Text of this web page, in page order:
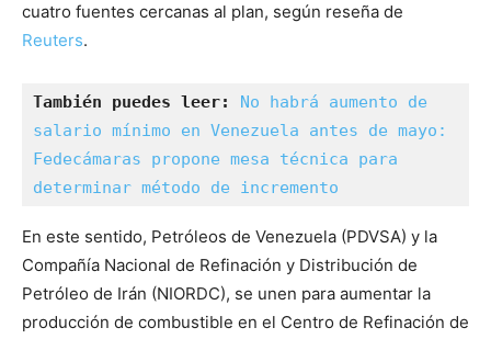
cuatro fuentes cercanas al plan, según reseña de
Reuters.
También puedes leer: No habrá aumento de
salario mínimo en Venezuela antes de mayo:
Fedecámaras propone mesa técnica para
determinar método de incremento
En este sentido, Petróleos de Venezuela (PDVSA) y la
Compañía Nacional de Refinación y Distribución de
Petróleo de Irán (NIORDC), se unen para aumentar la
producción de combustible en el Centro de Refinación de